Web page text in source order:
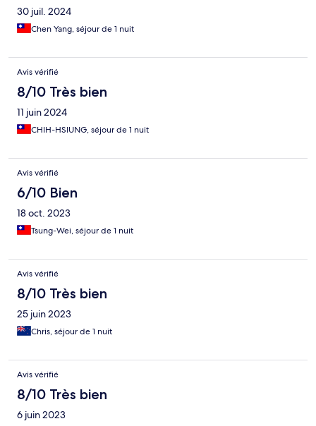
30 juil. 2024
Chen Yang, séjour de 1 nuit
Avis vérifié
8/10 Très bien
11 juin 2024
CHIH-HSIUNG, séjour de 1 nuit
Avis vérifié
6/10 Bien
18 oct. 2023
Tsung-Wei, séjour de 1 nuit
Avis vérifié
8/10 Très bien
25 juin 2023
Chris, séjour de 1 nuit
Avis vérifié
8/10 Très bien
6 juin 2023